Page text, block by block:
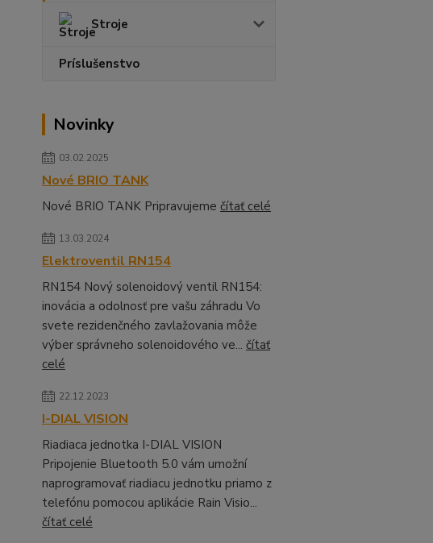
Stroje
Príslušenstvo
Novinky
03.02.2025
Nové BRIO TANK
Nové BRIO TANK Pripravujeme čítať celé
13.03.2024
Elektroventil RN154
RN154 Nový solenoidový ventil RN154:
inovácia a odolnosť pre vašu záhradu Vo
svete rezidenčného zavlažovania môže
výber správneho solenoidového ve... čítať
celé
22.12.2023
I-DIAL VISION
Riadiaca jednotka I-DIAL VISION
Pripojenie Bluetooth 5.0 vám umožní
naprogramovať riadiacu jednotku priamo z
telefónu pomocou aplikácie Rain Visio...
čítať celé